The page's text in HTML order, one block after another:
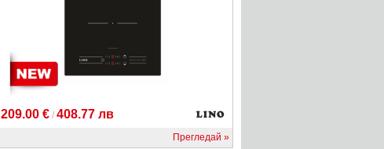
209.00 € /408.77 лв
Прегледай